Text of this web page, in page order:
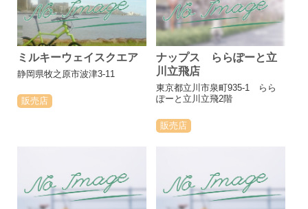
ミルキーウェイスクエア
静岡県牧之原市波津3-11
販売店
ナップス ららぽーと立
川立飛店
東京都立川市泉町935-1 らら
ぽーと立川立飛2階
販売店